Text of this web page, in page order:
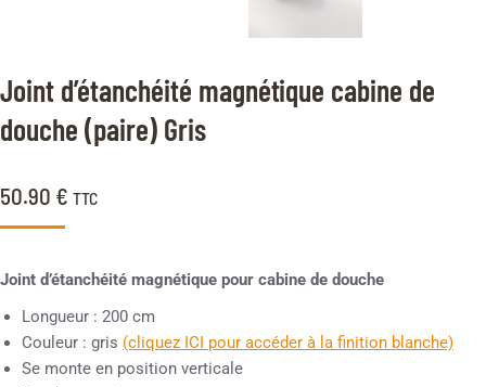
Joint d’étanchéité magnétique cabine de
douche (paire) Gris
50.90 € TTC
Joint d’étanchéité magnétique pour cabine de douche
Longueur : 200 cm
Couleur : gris (cliquez ICI pour accéder à la finition blanche)
Se monte en position verticale